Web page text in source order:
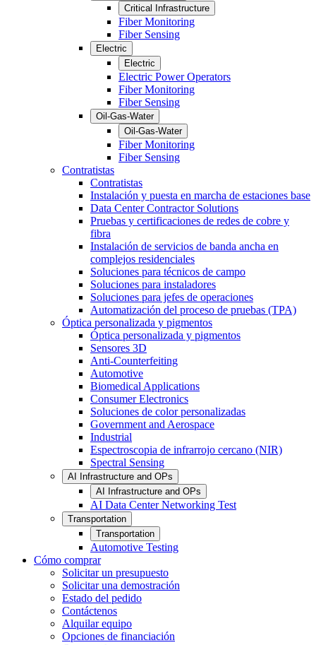
Critical Infrastructure
Fiber Monitoring
Fiber Sensing
Electric
Electric
Electric Power Operators
Fiber Monitoring
Fiber Sensing
Oil-Gas-Water
Oil-Gas-Water
Fiber Monitoring
Fiber Sensing
Contratistas
Contratistas
Instalación y puesta en marcha de estaciones base
Data Center Contractor Solutions
Pruebas y certificaciones de redes de cobre y
fibra
Instalación de servicios de banda ancha en
complejos residenciales
Soluciones para técnicos de campo
Soluciones para instaladores
Soluciones para jefes de operaciones
Automatización del proceso de pruebas (TPA)
Óptica personalizada y pigmentos
Óptica personalizada y pigmentos
Sensores 3D
Anti-Counterfeiting
Automotive
Biomedical Applications
Consumer Electronics
Soluciones de color personalizadas
Government and Aerospace
Industrial
Espectroscopia de infrarrojo cercano (NIR)
Spectral Sensing
AI Infrastructure and OPs
AI Infrastructure and OPs
AI Data Center Networking Test
Transportation
Transportation
Automotive Testing
Cómo comprar
Solicitar un presupuesto
Solicitar una demostración
Estado del pedido
Contáctenos
Alquilar equipo
Opciones de financiación